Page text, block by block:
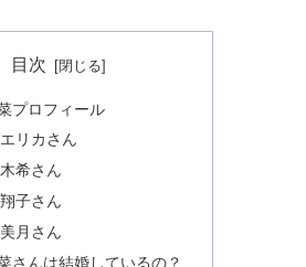
目次
プロフィール
リカさん
希さん
子さん
月さん
さんは結婚しているの？